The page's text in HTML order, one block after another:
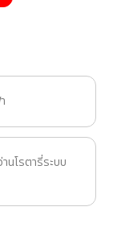
นโรตารี่ระบบ